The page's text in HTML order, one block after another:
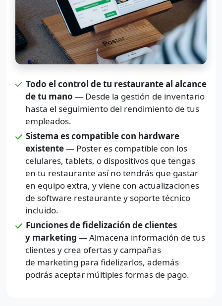
Todo el control de tu restaurante al alcance
de tu mano — Desde la gestión de inventario
hasta el seguimiento del rendimiento de tus
empleados.
Sistema es compatible con hardware
existente— Poster es compatible con los
celulares, tablets, o dispositivos que tengas
en tu restaurante así no tendrás que gastar
en equipo extra, y viene con actualizaciones
de software restaurante y soporte técnico
incluido.
Funciones de fidelización de clientes
y marketing — Almacena información de tus
clientes y crea ofertas y campañas
de marketing para fidelizarlos, además
podrás aceptar múltiples formas de pago.